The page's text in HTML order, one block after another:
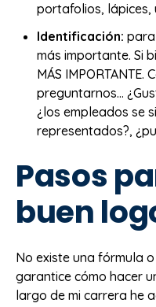
portafolios, lápices,
Identificación:
más importante. Si
MÁS
preguntarnos…
¿los empleados se
representados?,
Pasos
buen
No existe una fórmula
garantice cómo hacer
largo de mi carrera he